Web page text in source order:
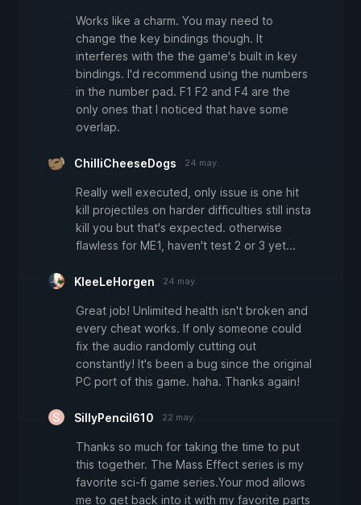
Works like a charm. You may need to
change the key bindings though. It
interferes with the the game's built in key
bindings. I'd recommend using the numbers
in the number pad. F1 F2 and F4 are the
only ones that I noticed that have some
overlap.
ChilliCheeseDogs 24 may.
Really well executed, only issue is one hit
kill projectiles on harder difficulties still insta
kill you but that's expected. otherwise
flawless for ME1, haven't test 2 or 3 yet...
KleeLeHorgen 24 may.
Great job! Unlimited health isn't broken and
every cheat works. If only someone could
fix the audio randomly cutting out
constantly! It's been a bug since the original
PC port of this game. haha. Thanks again!
SillyPencil610 22 may.
Thanks so much for taking the time to put
this together. The Mass Effect series is my
favorite sci-fi game series.Your mod allows
me to get back into it with my favorite parts